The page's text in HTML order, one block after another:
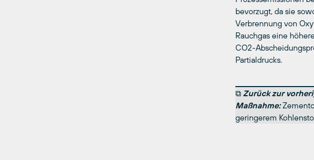
bevorzugt, da sie
Verbrennung von
Rauchgas eine
CO2-
Partialdrucks.
⧉ Zurück zur
Maßnahme:
geringerem